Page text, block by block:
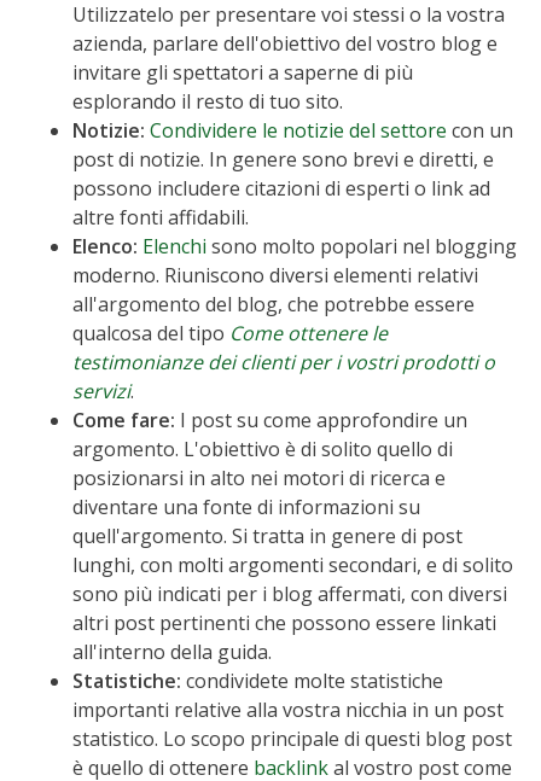
Utilizzatelo per presentare voi stessi o la vostra
azienda, parlare dell'obiettivo del vostro blog e
invitare gli spettatori a saperne di più
esplorando il resto di tuo sito.
Notizie: Condividere le notizie del settore con un
post di notizie. In genere sono brevi e diretti, e
possono includere citazioni di esperti o link ad
altre fonti affidabili.
Elenco: Elenchi sono molto popolari nel blogging
moderno. Riuniscono diversi elementi relativi
all'argomento del blog, che potrebbe essere
qualcosa del tipo Come ottenere le
testimonianze dei clienti per i vostri prodotti o
servizi.
Come fare: I post su come approfondire un
argomento. L'obiettivo è di solito quello di
posizionarsi in alto nei motori di ricerca e
diventare una fonte di informazioni su
quell'argomento. Si tratta in genere di post
lunghi, con molti argomenti secondari, e di solito
sono più indicati per i blog affermati, con diversi
altri post pertinenti che possono essere linkati
all'interno della guida.
Statistiche: condividete molte statistiche
importanti relative alla vostra nicchia in un post
statistico. Lo scopo principale di questi blog post
è quello di ottenere backlinkal vostro post come